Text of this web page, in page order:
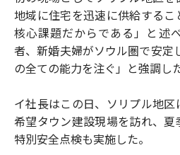
地域に住宅を迅速に供給する
核心課題だからである」と述
者、新婚夫婦がソウル圏で安定
の全ての能力を注ぐ」と強調した
イ社長はこの日、ソリプル地
希望タウン建設現場を訪れ、
特別安全点検も実施した。